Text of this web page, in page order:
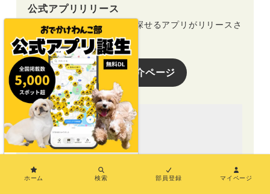
公式アプリリリース
おでかけスポットを地図で探せるアプリがリリースさ
れました！（無料DL）
アプリ紹介ページ
ホーム 検索 部員登録 マイページ